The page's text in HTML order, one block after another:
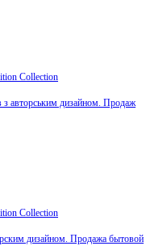
Collection
з авторським дизайном. Продаж
Collection
дизайном. Продажа бытовой